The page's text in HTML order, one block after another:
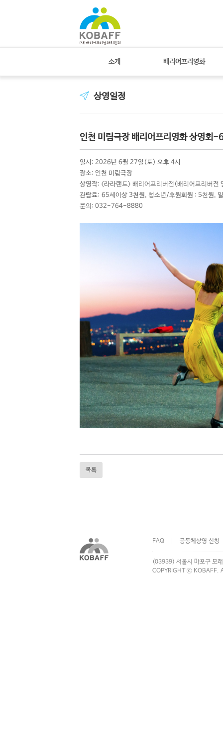
소개 배리어프리영화
상영일정
인천 미림극장 배리어프리영화 상영회
일시: 2026년 6월 27일(토) 오후 4시
장소: 인천 미림극장
상영작: <라라랜드> 배리어프리버전(배리어프리버
관람료: 65세이상 3천원, 청소년/후원회원 : 5천원,
문의: 032-764-8880
목록
FAQ 공동체상영 신청
(03939) 서울시 마포구 모
COPYRIGHT ⓒ KOBAFF.